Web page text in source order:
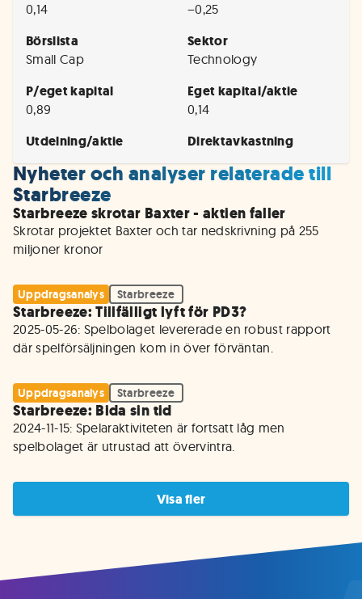
0,14 −0,25
Börslista
Small Cap
Sektor
Technology
P/eget kapital
0,89
Eget kapital/aktie
0,14
Utdelning/aktie Direktavkastning
Nyheter och analyser relaterade till
Starbreeze
Starbreeze skrotar Baxter - aktien faller
Skrotar projektet Baxter och tar nedskrivning på 255
Uppdragsanalys Starbreeze
Starbreeze: Tillfälligt lyft för PD3?
2025-05-26: Spelbolaget levererade en robust rapport
där spelförsäljningen kom in över förväntan.
Uppdragsanalys Starbreeze
Starbreeze: Bida sin tid
2024-11-15: Spelaraktiviteten är fortsatt låg men
spelbolaget är utrustad att övervintra.
Visa fler